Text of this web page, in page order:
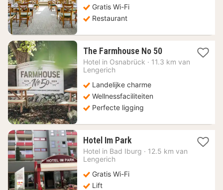
Gratis Wi-Fi
Restaurant
The Farmhouse No 501
nacht
Hotel in Osnabrück · 11.3 km van
Lengerich
Landelijke charme
Wellnessfaciliteiten
Perfecte ligging
Hotel Im Park1
nacht
vanaf
Hotel in Bad Iburg · 12.5 km van
Lengerich
Gratis Wi-Fi
Lift